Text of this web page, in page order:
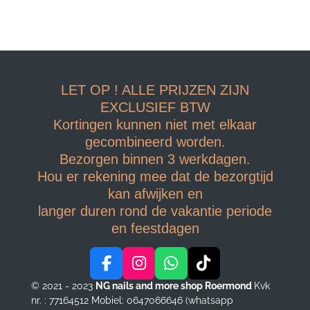
LET OP ! ALLE PRIJZEN ZIJN
EXCLUSIEF BTW
Kortingen kunnen niet met elkaar
gecombineerd worden.
Bezorgen binnen 3 werkdagen.
Hou er rekening mee dat de bezorgtijd
kan afwijken en
langer duren rond de vakantie periode
en feestdagen
F
a
c
I
n
s
W
h
a
T
i
k
© 2021 - 2023 NG nails and more shop Roermond Kvk
nr. : 77164512 Mobiel: 0647066646 (whatsapp